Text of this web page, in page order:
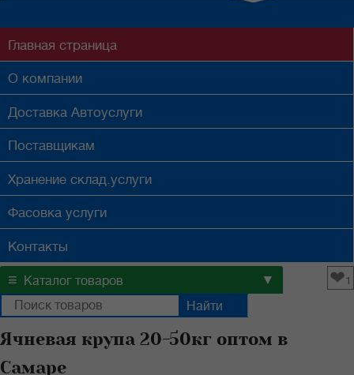
Главная страница
О компании
Доставка Автоуслуги
Поставщикам
Хранение склад.услуги
Фасовка услуги
Контакты
≡ Каталог товаров ▼ ❤1
Ячневая крупа 20-50кг оптом в
Самаре